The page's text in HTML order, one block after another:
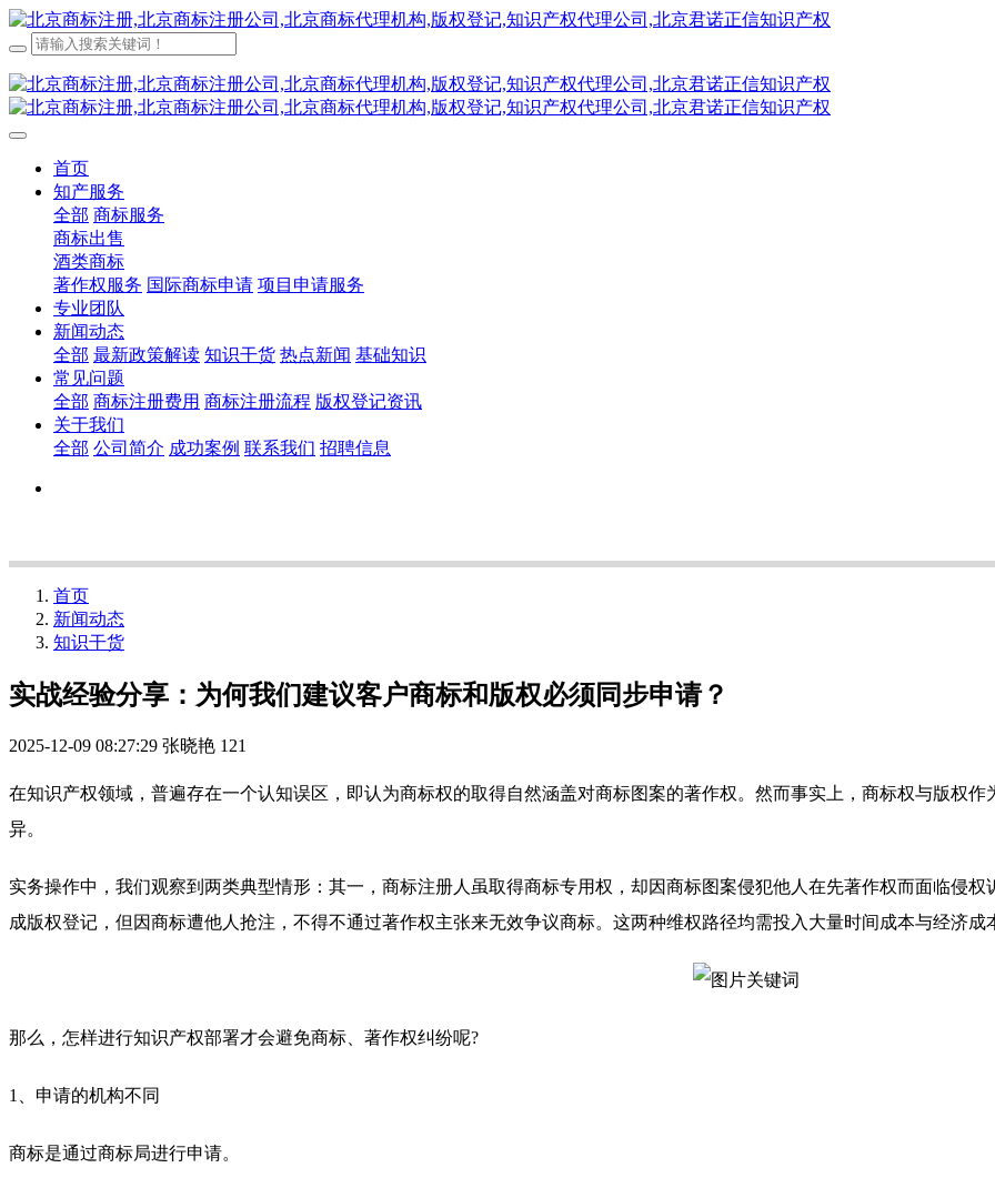
首页
知产服务
全部 商标服务
商标出售
酒类商标
著作权服务 国际商标申请 项目申请服务
专业团队
新闻动态
全部 最新政策解读 知识干货 热点新闻 基础知识
常见问题
全部 商标注册费用 商标注册流程 版权登记资讯
关于我们
全部 公司简介 成功案例 联系我们 招聘信息
首页
新闻动态
知识干货
实战经验分享：为何我们建议客户商标和版权必须同步申请？
2025-12-09 08:27:29 张晓艳 121
在知识产权领域，普遍存在一个认知误区，即认为商标权的取得自然涵盖对商标图案的著作权。然而事实上，商标权与版权
异。
实务操作中，我们观察到两类典型情形：其一，商标注册人虽取得商标专用权，却因商标图案侵犯他人在先著作权而面临侵
成版权登记，但因商标遭他人抢注，不得不通过著作权主张来无效争议商标。这两种维权路径均需投入大量时间成本与经济成
那么，怎样进行知识产权部署才会避免商标、著作权纠纷呢?
1、申请的机构不同
商标是通过商标局进行申请。